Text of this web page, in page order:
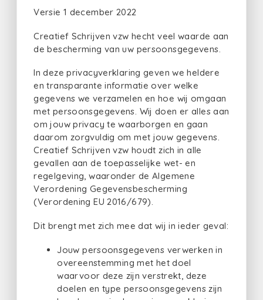
Versie 1 december 2022
Creatief Schrijven vzw hecht veel waarde aan
de bescherming van uw persoonsgegevens.
In deze privacyverklaring geven we heldere
en transparante informatie over welke
gegevens we verzamelen en hoe wij omgaan
met persoonsgegevens. Wij doen er alles aan
om jouw privacy te waarborgen en gaan
daarom zorgvuldig om met jouw gegevens.
Creatief Schrijven vzw houdt zich in alle
gevallen aan de toepasselijke wet- en
regelgeving, waaronder de Algemene
Verordening Gegevensbescherming
(Verordening EU 2016/679).
Dit brengt met zich mee dat wij in ieder geval:
Jouw persoonsgegevens verwerken in
overeenstemming met het doel
waarvoor deze zijn verstrekt, deze
doelen en type persoonsgegevens zijn